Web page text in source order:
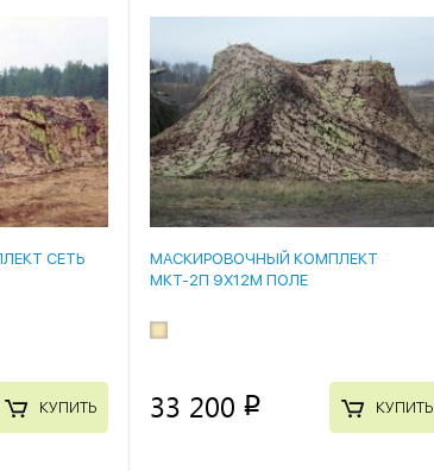
СЕТЬ
КУПИТЬ
МАСКИРОВОЧНЫЙ КОМПЛЕКТ
МКТ-2П 9Х12М ПОЛЕ
33 200 p КУПИТЬ